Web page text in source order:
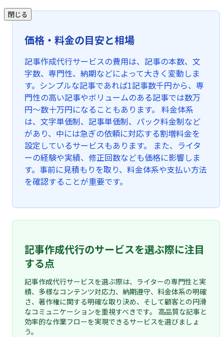
閉じる
価格・料金の目安と相場
記事作成代行サービスの費用は、記事の本数、文
字数、専門性、納期などによって大きく変動しま
す。シンプルな記事であれば1記事数千円から、専
門性の高い記事やボリュームのある記事では数万
円〜数十万円になることもあります。 料金体系
は、文字単価制、記事単価制、パック料金制など
があり、中には急ぎの依頼に対応する割増料金を
設定しているサービスもあります。 また、ライタ
ーの経験や実績、修正回数なども価格に影響しま
す。事前に見積もりを取り、料金体系や支払い方法
を確認することが重要です。
記事作成代行のサービスを選ぶ際に注目
する点
記事作成代行サービスを選ぶ際は、ライターの専門性と実
績、多様なコンテンツ対応力、納期遵守、料金体系の明確
さ、著作権に関する明確な取り決め、そして顧客との円滑
なコミュニケーションを重視すべきです。 高品質な記事と
効率的な作業フローを実現できるサービスを選びましょ
う。